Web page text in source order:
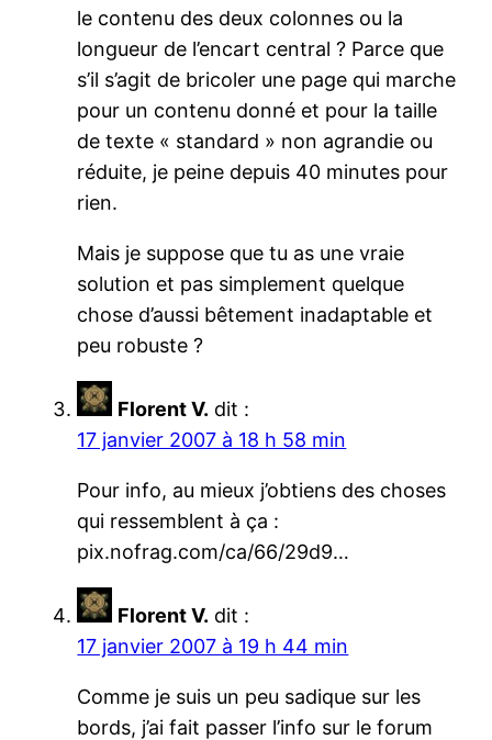
le contenu des deux colonnes ou la
longueur de l’encart central ? Parce que
s’il s’agit de bricoler une page qui marche
pour un contenu donné et pour la taille
de texte « standard » non agrandie ou
réduite, je peine depuis 40 minutes pour
rien.
Mais je suppose que tu as une vraie
solution et pas simplement quelque
chose d’aussi bêtement inadaptable et
peu robuste ?
Florent V. dit :
17 janvier 2007 à 18 h 58 min
Pour info, au mieux j’obtiens des choses
qui ressemblent à ça :
pix.nofrag.com/ca/66/29d9…
Florent V. dit :
17 janvier 2007 à 19 h 44 min
Comme je suis un peu sadique sur les
bords, j’ai fait passer l’info sur le forum